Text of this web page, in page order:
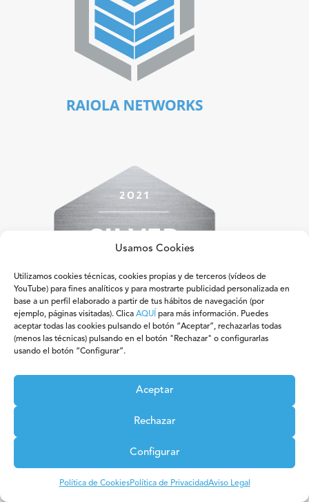
Usamos Cookies
Utilizamos cookies técnicas, cookies propias y de terceros (vídeos de
YouTube) para fines analíticos y para mostrarte publicidad personalizada en
base a un perfil elaborado a partir de tus hábitos de navegación (por
ejemplo, páginas visitadas). Clica AQUÍ para más información. Puedes
aceptar todas las cookies pulsando el botón “Aceptar”, rechazarlas todas
(menos las técnicas) pulsando en el botón "Rechazar" o configurarlas
usando el botón “Configurar”.
Aceptar
Rechazar
Configurar
Política de CookiesPolítica de PrivacidadAviso Legal